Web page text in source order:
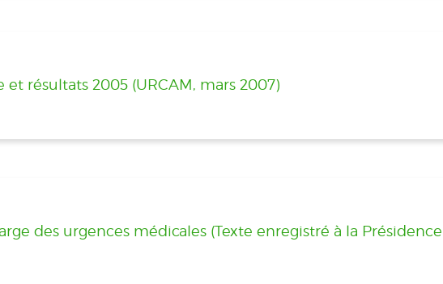
et résultats 2005 (URCAM, mars 2007)
des urgences médicales (Texte enregistré à la